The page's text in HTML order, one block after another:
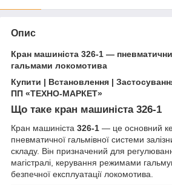
Опис
Кран машиніста 326-1 —
гальмами локомотива
Купити | Встановлення |
ПП «ТЕХНО-МАРКЕТ»
Що таке кран машиніста 326-1
Кран машиніста 326-1 — це основний
пневматичної гальмівної системи
складу. Він призначений для
магістралі, керування режимами
безпечної експлуатації локомотива.